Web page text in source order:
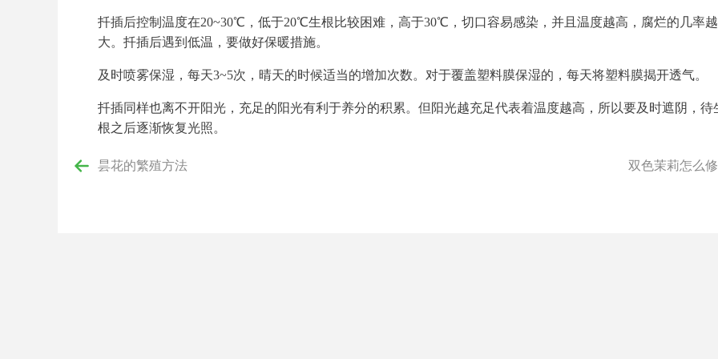
扦插后控制温度在20~30℃，低于20℃生根比较困难，高于30℃，切口容易感染，并且温度越高，腐烂的几率越
大。扦插后遇到低温，要做好保暖措施。
及时喷雾保湿，每天3~5次，晴天的时候适当的增加次数。对于覆盖塑料膜保湿的，每天将塑料膜揭开透气。
扦插同样也离不开阳光，充足的阳光有利于养分的积累。但阳光越充足代表着温度越高，所以要及时遮阴，待
根之后逐渐恢复光照。
昙花的繁殖方法 双色茉莉怎么